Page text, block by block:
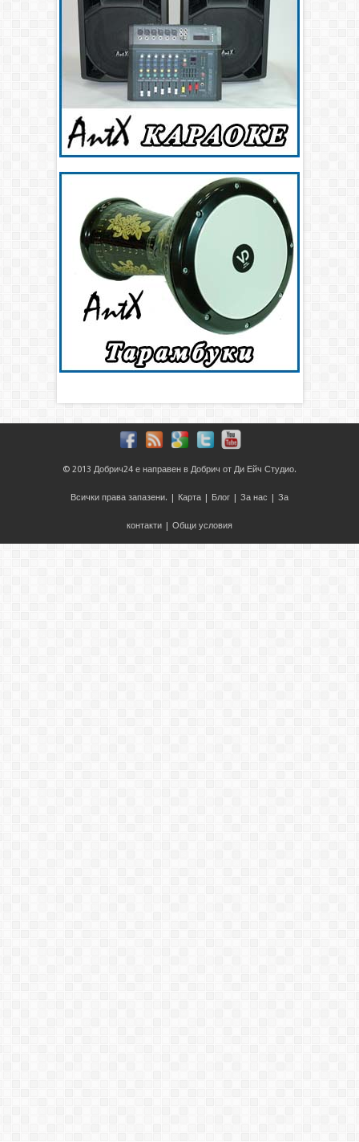
© 2013 Добрич24 е направен в Добрич от Ди Ейч Студио.
Всички права запазени. | Карта | Блог | За нас | За
контакти | Общи условия